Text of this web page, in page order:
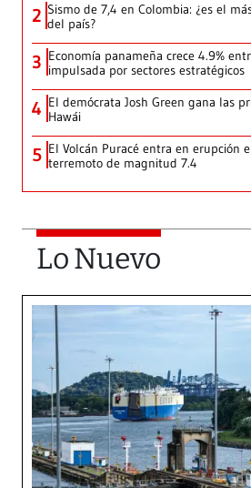
2 Sismo de 7,4 en Colombia: ¿es el
del país?
3 Economía panameña crece 4.9%
impulsada por sectores estratégicos
4 El demócrata Josh Green gana las
Hawái
5 El Volcán Puracé entra en erupción
terremoto de magnitud 7.4
Lo Nuevo